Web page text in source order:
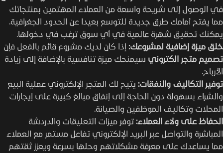
في الوصول إلى شريحة واسعة من العملاء المهتمين بمنتجاتك
مما يفتح أمامك طرق جديدة للتوسع بعيدا عن الحدود الجغرافية.
يمكنك تحقيق شهرة عالمية في أي سوق ترغب في دخولها.
خلق ميزة إضافية لمشروعك: إذا كان لديك مشروع قائم بالفعل فإن
تصميم متجر الكتروني سيمنحك ميزة تنافسية بالإضافة إلى زيادة
الأرباح.
توفير التكاليف والنفقات: يتيح لك المتجر الإلكتروني عملية البيع
والشراء بسهولة دون الحاجة إلى إنفاق مبالغ كبيرة على إيجارات
المحلات وتكاليف الموظفين والصيانة.
الحفاظ على ولاء العملاء: توفر ميزات التعليقات والدردشة
المباشرة والتواصل عبر البريد الإلكتروني تفاعل مستمر مع العملاء
مما يساعدك على معرفة مشكلاتهم وحلها بسرعة ويعزز ثقتهم